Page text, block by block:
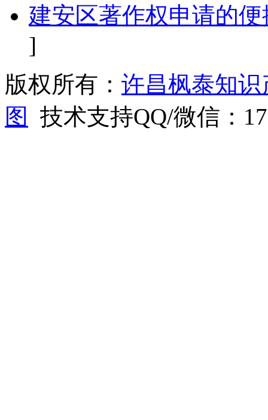
建安区著作权申请的
]
版权所有： 许昌枫泰知
图
技术支持QQ/微信：